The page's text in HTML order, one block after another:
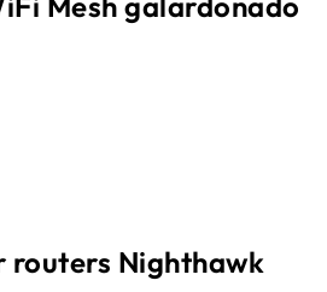
routers Nighthawk